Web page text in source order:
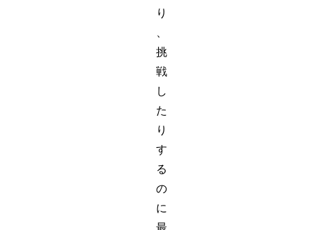
り
挑
戦
し
た
り
す
る
の
に
最